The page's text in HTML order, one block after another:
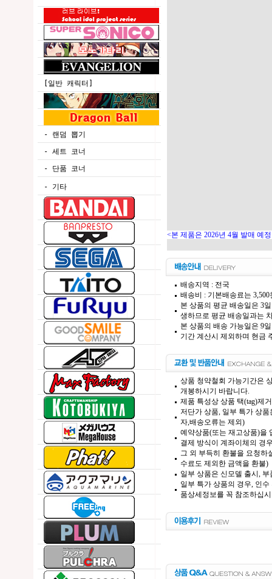
[일반 캐릭터]
- 랜덤 뽑기
- 세트 코너
- 단품 코너
- 기타
<본 제품은 2026년 4월 발매 예
배송지역 : 전국
배송비 : 기본배송료는
본 상품의 평균 배송일은 3
생하므로 평균 배송일과는
본 상품의 배송 가능일은 9
기간 계산시 제외하며 현금
상품 청약철회 가능기간은
개봉하시기 바랍니다.
제품 특성상 상품 택(tag)제
저단가 상품, 일부 특가 상
자,배송오류는 제외)
예약상품(또는 재고상품)을
결제 방식이 계좌이체의 경
그 외 부득히 환불을 요청하
수료도 제외한 금액을 환불)
일부 상품은 신모델 출시,
일부 특가 상품의 경우, 인
품상세정보를 꼭 참조하십